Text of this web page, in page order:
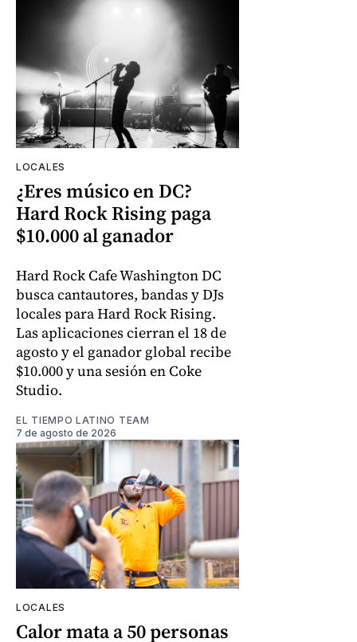
LOCALES
¿Eres músico en DC?
Hard Rock Rising paga
$10.000 al ganador
Hard Rock Cafe Washington DC
busca cantautores, bandas y DJs
locales para Hard Rock Rising.
Las aplicaciones cierran el 18 de
agosto y el ganador global recibe
$10.000 y una sesión en Coke
Studio.
EL TIEMPO LATINO TEAM
7 de agosto de 2026
LOCALES
Calor mata a 50 personas